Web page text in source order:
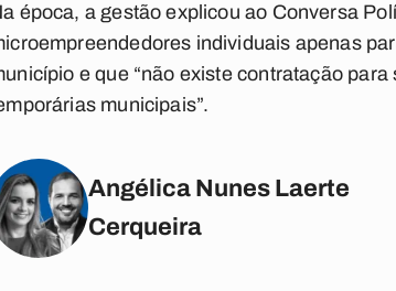
época, a gestão explicou ao Conversa
individuais apenas
e que “não existe contratação
municipais”.
Angélica Nunes Laerte
Cerqueira